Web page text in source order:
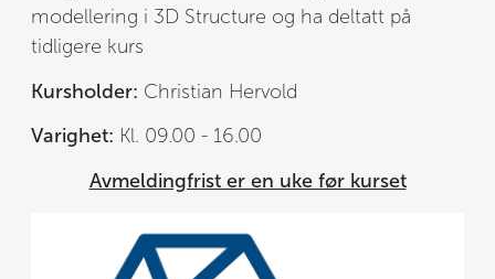
modellering i 3D Structure og ha deltatt på
tidligere kurs
Kursholder: Christian Hervold
Varighet: Kl. 09.00 - 16.00
Avmeldingfrist er en uke før kurset